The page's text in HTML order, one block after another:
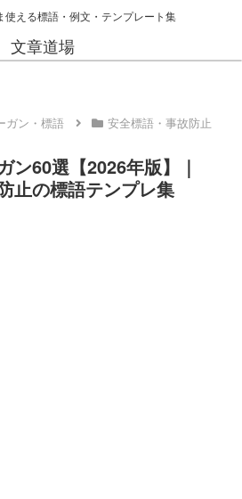
使える標語・例文・テンプレート集
文章道場
ガン・標語 安全標語・事故防止
ン60選【2026年版】｜
止の標語テンプレ集